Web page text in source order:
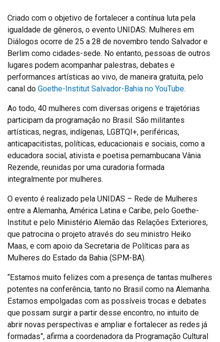
Criado com o objetivo de fortalecer a contínua luta pela
igualdade de gêneros, o evento UNIDAS: Mulheres em
Diálogos ocorre de 25 a 28 de novembro tendo Salvador e
Berlim como cidades-sede. No entanto, pessoas de outros
lugares podem acompanhar palestras, debates e
performances artísticas ao vivo, de maneira gratuita, pelo
canal do Goethe-Institut Salvador-Bahia no YouTube.
Ao todo, 40 mulheres com diversas origens e trajetórias
participam da programação no Brasil. São militantes
artísticas, negras, indígenas, LGBTQI+, periféricas,
anticapacitistas, políticas, educacionais e sociais, como a
educadora social, ativista e poetisa pernambucana Vânia
Rezende, reunidas por uma curadoria formada
integralmente por mulheres.
O evento é realizado pela UNIDAS – Rede de Mulheres
entre a Alemanha, América Latina e Caribe, pelo Goethe-
Institut e pelo Ministério Alemão das Relações Exteriores,
que patrocina o projeto através do seu ministro Heiko
Maas, e com apoio da Secretaria de Políticas para as
Mulheres do Estado da Bahia (SPM-BA).
“Estamos muito felizes com a presença de tantas mulheres
potentes na conferência, tanto no Brasil como na Alemanha.
Estamos empolgadas com as possíveis trocas e debates
que possam surgir a partir desse encontro, no intuito de
abrir novas perspectivas e ampliar e fortalecer as redes já
formadas”, afirma a coordenadora da Programação Cultural